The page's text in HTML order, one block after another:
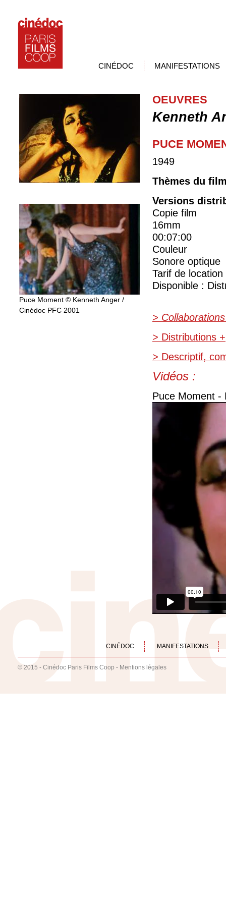
CINÉDOC MANIFESTATIONS
Puce Moment © Kenneth Anger /
Cinédoc PFC 2001
OEUVRES
Kenneth
PUCE
1949
Thèmes du
Versions
Copie film
16mm
00:07:00
Couleur
Sonore optique
Tarif de
Disponible :
>
> Distributions +
> Descriptif,
Vidéos :
Puce Moment -
CINÉDOC MANIFESTATIONS
© 2015 - Cinédoc Paris Films Coop - Mentions légales